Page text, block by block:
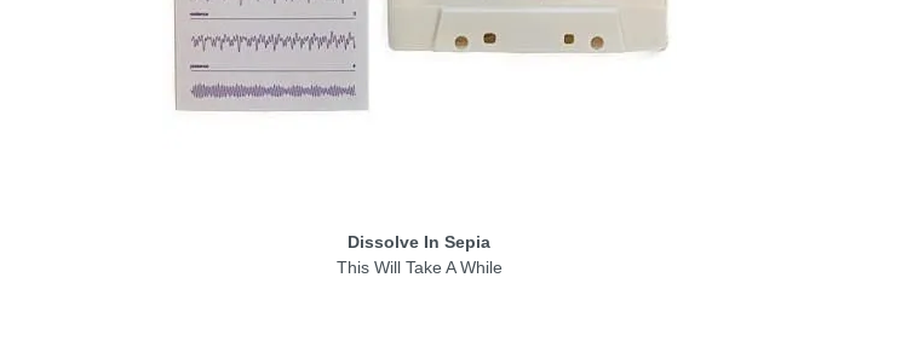
Dissolve In Sepia
This Will Take A While